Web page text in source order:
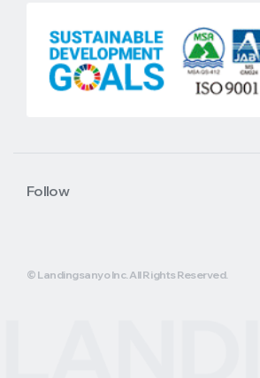
Follow
© Landingsanyo Inc. All Rights Reserved.